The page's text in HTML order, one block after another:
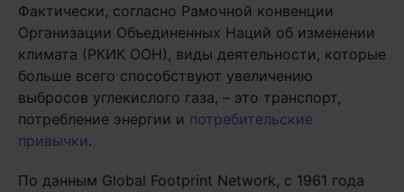
Фактически, согласно Рамочной конвенции
Организации Объединенных Наций об изменении
климата (РКИК ООН), виды деятельности, которые
больше всего способствуют увеличению
выбросов углекислого газа, – это транспорт,
потребление энергии и потребительские
привычки.
По данным Global Footprint Network, с 1961 года